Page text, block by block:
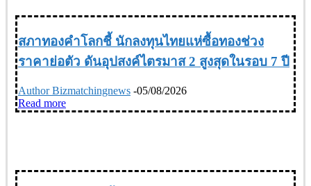
สภาทองคำโลกชี้ นักลงทุนไทยแห่ซื้อทองช่วง
ราคาย่อตัว ดันอุปสงค์ไตรมาส 2 สูงสุดในรอบ 7 ปี
Author Bizmatchingnews -05/08/2026
Read more